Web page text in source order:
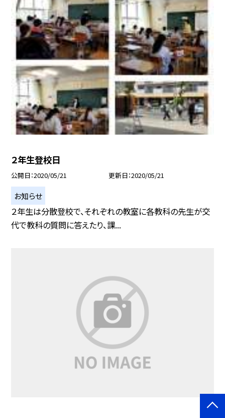
２年生登校日
公開日 2020/05/21 更新日 2020/05/21
お知らせ
２年生は分散登校で、それぞれの教室に各教科の先生が交
代で教科の質問に答えたり、課...